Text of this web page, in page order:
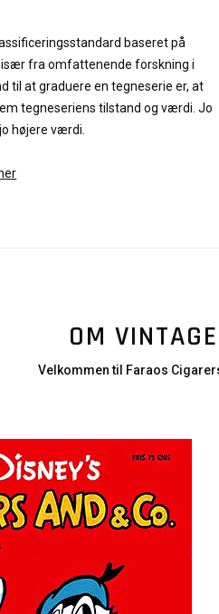
baseret på
fra omfattenende forskning i
til at graduere en tegneserie er, at
tegneseriens tilstand og værdi. Jo
højere værdi.
OM
Velkommen til Faraos